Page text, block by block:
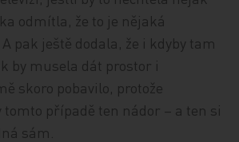
odmítla, že to je nějaká
pak ještě dodala, že i kdyby tam
by musela dát prostor i
skoro pobavilo, protože
případě ten nádor – a ten si
sám.